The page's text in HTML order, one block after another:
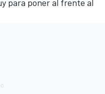
para poner al frente al